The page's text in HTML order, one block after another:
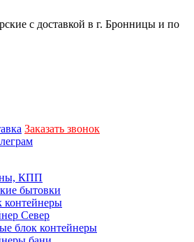
с доставкой в г. Бронницы и по
Заказать звонок
КПП
бытовки
Север
блок контейнеры